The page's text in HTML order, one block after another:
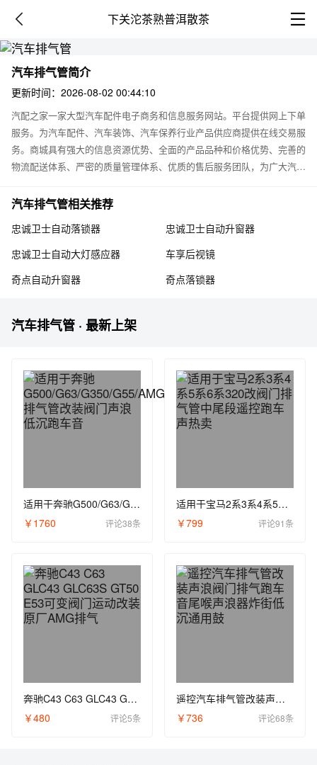
下关沱茶熟普洱散茶
汽车排气管简介
更新时间：2026-08-02 00:44:10
汽配之家一家大型汽车配件电子商务和信息服务网站。平台提供网上下单
服务。为汽车配件、汽车装饰、汽车保养行业产品供应商提供在线交易服
务。商城具有强大的信息资源优势、全面的产品品种和价格优势、完善的
物流配送体系、严密的质量管理体系、优质的售后服务团队，为广大汽车
先进的电子商务应用模式，全力促进本行业的进步和发展。本商城为汽车
解汽车排气管价格，汽车排气管图片及产品使用说明。了解到，大量的用
户向我们咨询有关汽车排气管的相关问题，比如：汽车排气管效果怎么
排气管厂家等。关于此类问题，用户都可以在我们平台留言，我们会第一
汽车排气管相关推荐
忠诚卫士自动落锁器
忠诚卫士自动升窗器
忠诚卫士自动大灯感应器
车享后视镜
奇点自动升窗器
奇点落锁器
汽车排气管 · 最新上架
适用于奔驰G500/G63/G350/G55/AMG排气管改装阀门声浪低沉跑车音
￥1760
评论38条
适用于宝马2系3系4系5系6系320改阀门排气管中尾段遥控跑车声热卖
￥799
评论91条
奔驰C43 C63 GLC43 GLC63S GT50 E53可变阀门运动改装原厂AMG排气
￥480
评论5条
遥控汽车排气管改装声浪阀门排气跑车音尾喉声浪器炸街低沉通用鼓
￥736
评论68条